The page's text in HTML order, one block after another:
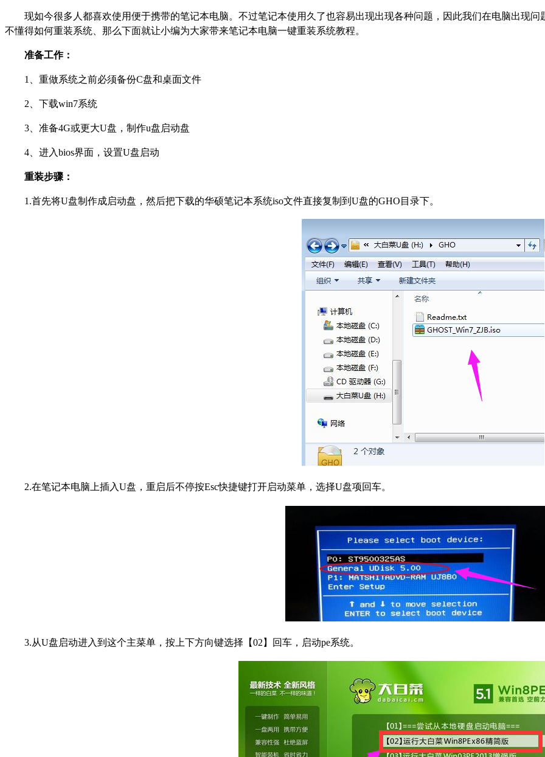
现如今很多人都喜欢使用便于携带的笔记本电脑。不过笔记本使用久了也容易出现出现各种问题，因此我们在电脑出现
不懂得如何重装系统、那么下面就让小编为大家带来笔记本电脑一键重装系统教程。
准备工作：
1、重做系统之前必须备份C盘和桌面文件
2、下载win7系统
3、准备4G或更大U盘，制作u盘启动盘
4、进入bios界面，设置U盘启动
重装步骤：
1.首先将U盘制作成启动盘，然后把下载的华硕笔记本系统iso文件直接复制到U盘的GHO目录下。
2.在笔记本电脑上插入U盘，重启后不停按Esc快捷键打开启动菜单，选择U盘项回车。
3.从U盘启动进入到这个主菜单，按上下方向键选择【02】回车，启动pe系统。